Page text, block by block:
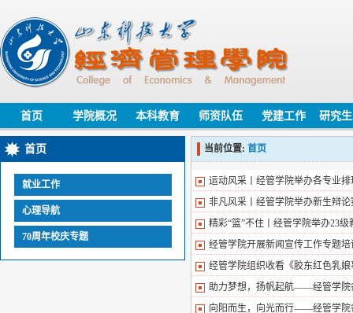
首页 学院概况 本科教育 师资队伍 党建工作 研究
首页
就业工作
心理导航
70周年校庆专题
当前位置: 首页
运动风采丨经管学院举办各专业排
非凡风采丨经管学院举办新生辩论
精彩“篮”不住丨经管学院举办23级
经管学院开展新闻宣传工作专题培
经管学院组织收看《胶东红色乳
助力梦想，扬帆起航——经管学院
向阳而生，向光而行——经管学院